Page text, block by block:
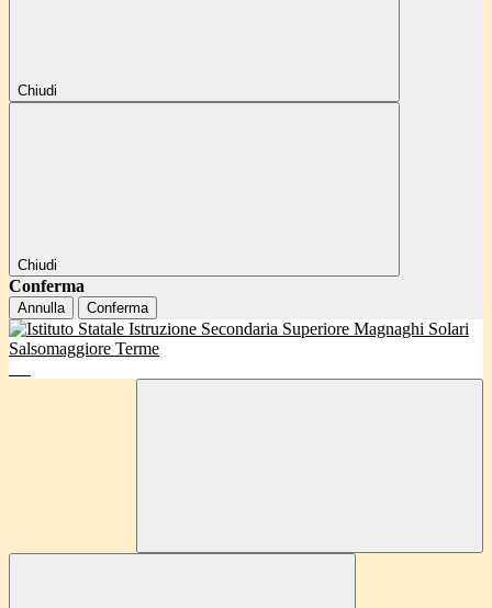
Chiudi
Chiudi
Conferma
Annulla Conferma